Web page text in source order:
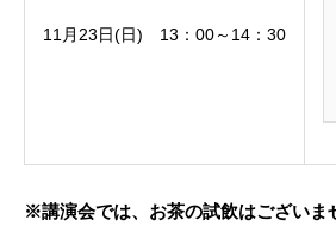
11月23日(日) 13：00～14：30
※講演会では、お茶の試飲はございま